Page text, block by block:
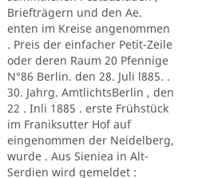
Briefträgern und den Ae.
enten im Kreise angenommen
. Preis der einfacher Petit-Zeile
oder deren Raum 20 Pfennige
N°86 Berlin. den 28. Juli l885. .
30. Jahrg. AmtlichtsBerlin , den
22 . Inli 1885 . erste Frühstück
im Franiksutter Hof auf
eingenommen der Neidelberg,
wurde . Aus Sieniea in Alt-
Serdien wird gemeldet :